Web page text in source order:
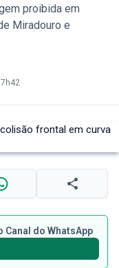
proibida em
Miradouro e
do WhatsApp